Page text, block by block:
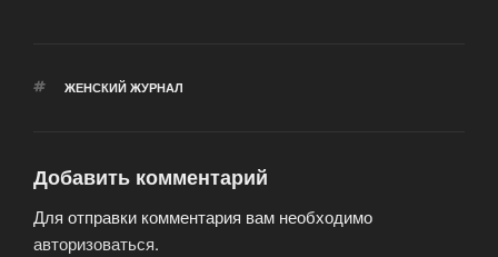
МЕТКИ
ЖЕНСКИЙ ЖУРНАЛ
Добавить комментарий
Для отправки комментария вам необходимо
авторизоваться.